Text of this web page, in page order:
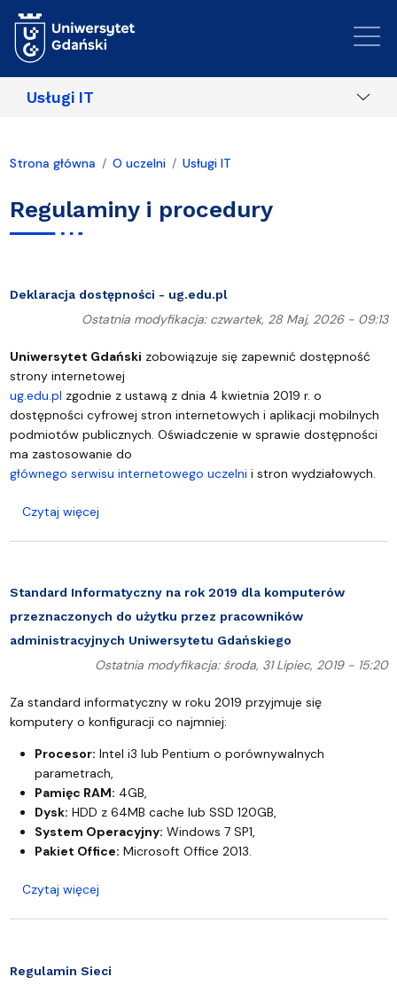
Usługi IT
Strona główna O uczelni Usługi IT
Regulaminy i procedury
Deklaracja dostępności - ug.edu.pl
Ostatnia modyfikacja: czwartek, 28 Maj, 2026 - 09:13
Uniwersytet Gdański zobowiązuje się zapewnić dostępność
strony internetowej
ug.edu.pl zgodnie z ustawą z dnia 4 kwietnia 2019 r. o
dostępności cyfrowej stron internetowych i aplikacji mobilnych
podmiotów publicznych. Oświadczenie w sprawie dostępności
ma zastosowanie do
głównego serwisu internetowego uczelni i stron wydziałowych.
Czytaj więcejo Deklaracja dostępności - ug.edu.pl
Standard Informatyczny na rok 2019 dla komputerów
przeznaczonych do użytku przez pracowników
administracyjnych Uniwersytetu Gdańskiego
Ostatnia modyfikacja: środa, 31 Lipiec, 2019 - 15:20
Za standard informatyczny w roku 2019 przyjmuje się
komputery o konfiguracji co najmniej:
Procesor: Intel i3 lub Pentium o porównywalnych
parametrach,
Pamięc RAM: 4GB,
Dysk: HDD z 64MB cache lub SSD 120GB,
System Operacyjny: Windows 7 SP1,
Pakiet Office: Microsoft Office 2013.
Czytaj więcejo Standard Informatyczny na rok 2019 dla
Regulamin Sieci